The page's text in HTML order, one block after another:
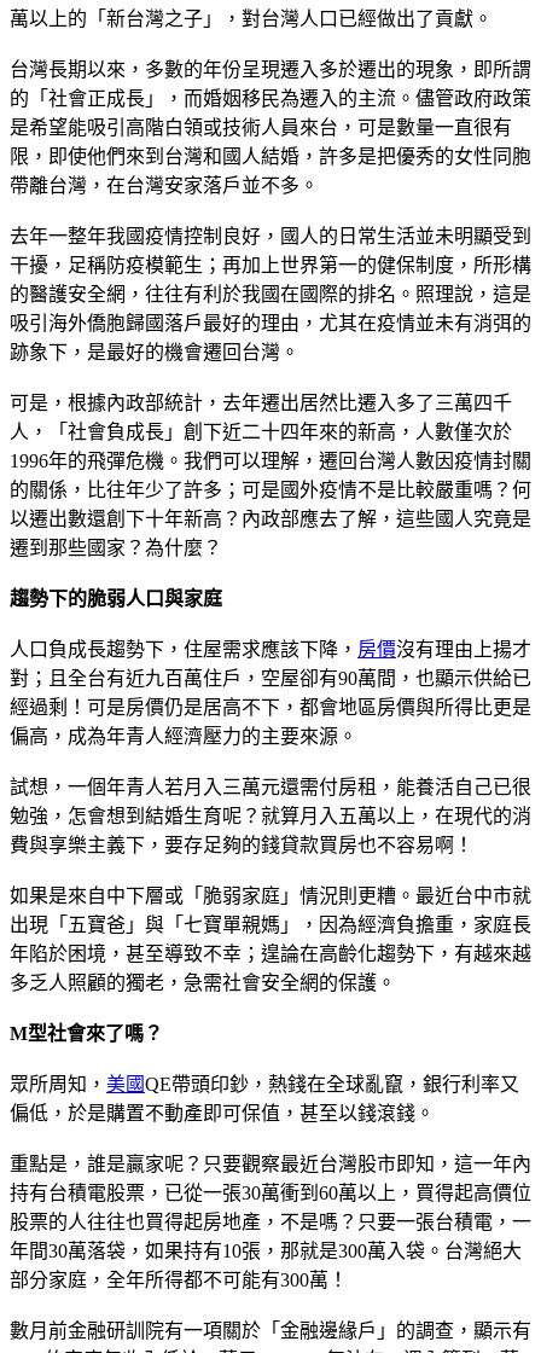
萬以上的「新台灣之子」，對台灣人口已經做出了貢獻。
台灣長期以來，多數的年份呈現遷入多於遷出的現象，即所謂
的「社會正成長」，而婚姻移民為遷入的主流。儘管政府政策
是希望能吸引高階白領或技術人員來台，可是數量一直很有
限，即使他們來到台灣和國人結婚，許多是把優秀的女性同胞
帶離台灣，在台灣安家落戶並不多。
去年一整年我國疫情控制良好，國人的日常生活並未明顯受到
干擾，足稱防疫模範生；再加上世界第一的健保制度，所形構
的醫護安全網，往往有利於我國在國際的排名。照理說，這是
吸引海外僑胞歸國落戶最好的理由，尤其在疫情並未有消弭的
跡象下，是最好的機會遷回台灣。
可是，根據內政部統計，去年遷出居然比遷入多了三萬四千
人，「社會負成長」創下近二十四年來的新高，人數僅次於
1996年的飛彈危機。我們可以理解，遷回台灣人數因疫情封關
的關係，比往年少了許多；可是國外疫情不是比較嚴重嗎？何
以遷出數還創下十年新高？內政部應去了解，這些國人究竟是
遷到那些國家？為什麼？
趨勢下的脆弱人口與家庭
人口負成長趨勢下，住屋需求應該下降， 房價沒有理由上揚才
對；且全台有近九百萬住戶，空屋卻有90萬間，也顯示供給已
經過剩！可是房價仍是居高不下，都會地區房價與所得比更是
偏高，成為年青人經濟壓力的主要來源。
試想，一個年青人若月入三萬元還需付房租，能養活自己已很
勉強，怎會想到結婚生育呢？就算月入五萬以上，在現代的消
費與享樂主義下，要存足夠的錢貸款買房也不容易啊！
如果是來自中下層或「脆弱家庭」情況則更糟。最近台中市就
出現「五寶爸」與「七寶單親媽」，因為經濟負擔重，家庭長
年陷於困境，甚至導致不幸；遑論在高齡化趨勢下，有越來越
多乏人照顧的獨老，急需社會安全網的保護。
M型社會來了嗎？
眾所周知， 美國QE帶頭印鈔，熱錢在全球亂竄，銀行利率又
偏低，於是購置不動產即可保值，甚至以錢滾錢。
重點是，誰是贏家呢？只要觀察最近台灣股市即知，這一年內
持有台積電股票，已從一張30萬衝到60萬以上，買得起高價位
股票的人往往也買得起房地產，不是嗎？只要一張台積電，一
年間30萬落袋，如果持有10張，那就是300萬入袋。台灣絕大
部分家庭，全年所得都不可能有300萬！
數月前金融研訓院有一項關於「金融邊緣戶」的調查，顯示有